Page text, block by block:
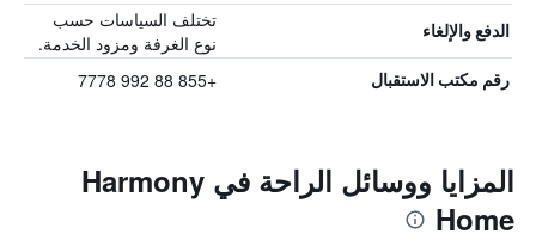
الدفع والإلغاء
تختلف السياسات حسب
نوع الغرفة ومزود الخدمة.
رقم مكتب الاستقبال +855 88 992 7778
المزايا ووسائل الراحة في Harmony
Home